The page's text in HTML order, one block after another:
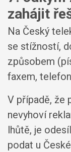
zahájit
Na Český
se stížností,
způsobem
faxem,
V případě, že
nevyhoví
lhůtě, je
podat u